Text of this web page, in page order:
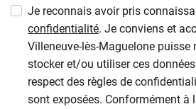
Je reconnais avoir pris
confidentialité. Je conviens et
Villeneuve-lès-Maguelone puisse
stocker et/ou utiliser ces
respect des règles de
sont exposées. Conformément à